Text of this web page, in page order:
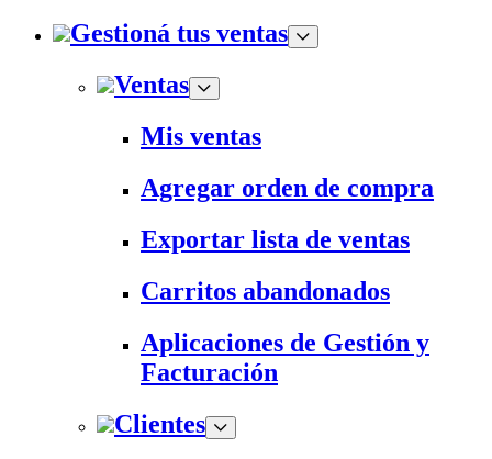
Gestioná tus ventas
Ventas
Mis ventas
Agregar orden de compra
Exportar lista de ventas
Carritos abandonados
Aplicaciones de Gestión y
Facturación
Clientes